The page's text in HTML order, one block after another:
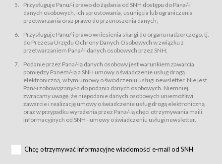
usługę zawierania na odległość umów nabycia Karnetów i Biletów,
usługę zawierania na odległość umów sprzedaży w Sklepie.
dnia 18 lipca 2002 r. o świadczeniu usług drogą elektroniczną (Dz.U. z 2002
r., Nr 144, poz. 1204, z późń. zm.). Usługi świadczone są nieodpłatnie.
Na zasadach określonych w Regulaminie dostęp do Serwisu jest otwarty dla
Usługobiorca przed rozpoczęciem korzystania z Serwisu jest zobowiązany
zapoznać się z Regulaminem. Założenie konta w Serwisie oraz zamówienie
usługi newsletter za pośrednictwem przeznaczonego do tego formularza
zamieszczonego na stronach Serwisu dostępnych dla wszystkich
Usługobiorców wymaga akceptacji postanowień Regulaminu.
Usługobiorca zobowiązany jest do przestrzegania postanowień Regulaminu
od chwili rozpoczęcia korzystania z Serwisu.
Regulamin jest udostępniony Usługobiorcom nieodpłatnie za
Warunki techniczne korzystania z Usług
Przysługuje Panu/-i prawo do żądania od SNH dostępu do Pana/-i
danych osobowych, ich sprostowania, usunięcia lub ograniczenia
przetwarzania oraz prawo do przenoszenia danych;
Przysługuje Panu/-i prawo wniesienia skargi do organu nadzorczego, tj.
do Prezesa Urzędu Ochrony Danych Osobowych w związku z
przetwarzaniem Pana/-i danych osobowych przez SNH;
Podanie przez Pana/-ią danych osobowy jest warunkiem zawarcia
pomiędzy Panem/-ią a SNH umowy o świadczenie usług drogą
elektroniczną, w tym umowy o świadczeniu usługi newsletter. Nie jest
Pan/-i zobowiązany/-a do podania danych osobowych. Niemniej,
zwracamy uwagę, że niepodanie danych osobowych uniemożliwi
zawarcie i realizację umowy o świadczenie usług drogą elektroniczną
oraz w przypadku wyrażenia przez Pana/-ią chęci otrzymywania maili
informacyjnych od SNH - umowy o świadczeniu usługi newsletter.
Chcę otrzymywać informacyjne wiadomości e-mail od SNH